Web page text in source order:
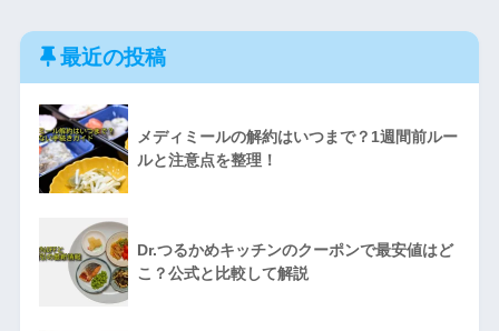
最近の投稿
メディミールの解約はいつまで？1週間前ルー
ルと注意点を整理！
Dr.つるかめキッチンのクーポンで最安値はど
こ？公式と比較して解説